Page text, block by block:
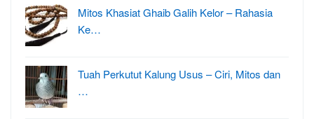
Mitos Khasiat Ghaib Galih Kelor – Rahasia
Ke…
Tuah Perkutut Kalung Usus – Ciri, Mitos dan
…